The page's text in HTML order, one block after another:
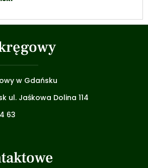
w Gdańsku
ul. Jaśkowa Dolina 114
63